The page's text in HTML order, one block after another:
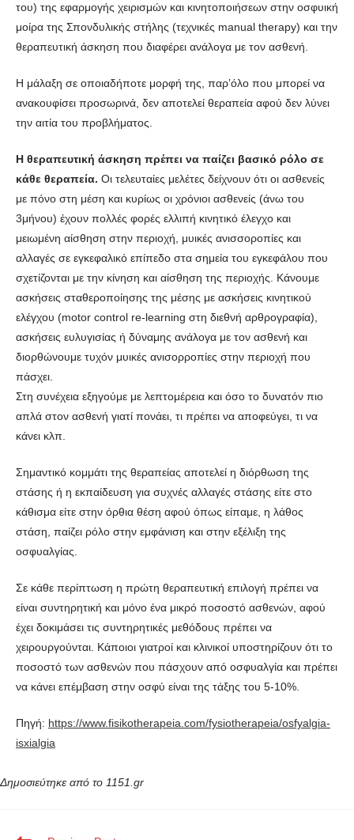
του) της εφαρμογής χειρισμών και κινητοποιήσεων στην οσφυική
μοίρα της Σπονδυλικής στήλης (τεχνικές manual therapy) και την
θεραπευτική άσκηση που διαφέρει ανάλογα με τον ασθενή.
Η μάλαξη σε οποιαδήποτε μορφή της, παρ’όλο που μπορεί να
ανακουφίσει προσωρινά, δεν αποτελεί θεραπεία αφού δεν λύνει
την αιτία του προβλήματος.
Η θεραπευτική άσκηση πρέπει να παίζει βασικό ρόλο σε
κάθε θεραπεία. Οι τελευταίες μελέτες δείχνουν ότι οι ασθενείς
με πόνο στη μέση και κυρίως οι χρόνιοι ασθενείς (άνω του
3μήνου) έχουν πολλές φορές ελλιπή κινητικό έλεγχο και
μειωμένη αίσθηση στην περιοχή, μυικές ανισσοροπίες και
αλλαγές σε εγκεφαλικό επίπεδο στα σημεία του εγκεφάλου που
σχετίζονται με την κίνηση και αίσθηση της περιοχής. Κάνουμε
ασκήσεις σταθεροποίησης της μέσης με ασκήσεις κινητικού
ελέγχου (motor control re-learning στη διεθνή αρθρογραφία),
ασκήσεις ευλυγισίας ή δύναμης ανάλογα με τον ασθενή και
διορθώνουμε τυχόν μυικές ανισορροπίες στην περιοχή που
πάσχει.
Στη συνέχεια εξηγούμε με λεπτομέρεια και όσο το δυνατόν πιο
απλά στον ασθενή γιατί πονάει, τι πρέπει να αποφεύγει, τι να
κάνει κλπ.
Σημαντικό κομμάτι της θεραπείας αποτελεί η διόρθωση της
στάσης ή η εκπαίδευση για συχνές αλλαγές στάσης είτε στο
κάθισμα είτε στην όρθια θέση αφού όπως είπαμε, η λάθος
στάση, παίζει ρόλο στην εμφάνιση και στην εξέλιξη της
οσφυαλγίας.
Σε κάθε περίπτωση η πρώτη θεραπευτική επιλογή πρέπει να
είναι συντηρητική και μόνο ένα μικρό ποσοστό ασθενών, αφού
έχει δοκιμάσει τις συντηρητικές μεθόδους πρέπει να
χειρουργούνται. Κάποιοι γιατροί και κλινικοί υποστηρίζουν ότι το
ποσοστό των ασθενών που πάσχουν από οσφυαλγία και πρέπει
να κάνει επέμβαση στην οσφύ είναι της τάξης του 5-10%.
Πηγή: https://www.fisikotherapeia.com/fysiotherapeia/osfyalgia-
isxialgia
Δημοσιεύτηκε από το 1151.gr